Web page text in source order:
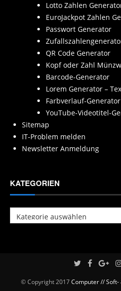
Lotto Zahlen
EuroJackpot Zahlen
Passwort Generator
QR Code Generator
Kopf oder Zahl
Barcode-Generator
Lorem Generator –
Farbverlauf-Generator
YouTube-Videotitel-
Sitemap
IT-Problem melden
Newsletter Anmeldung
KATEGORIEN
Kategorien
© Copyright 2017Computer //